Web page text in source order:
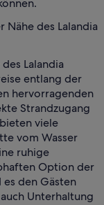
des Lalandia
Lalandia
entlang der
hervorragenden
Strandzugang
viele
vom Wasser
ruhige
Option der
den Gästen
Unterhaltung